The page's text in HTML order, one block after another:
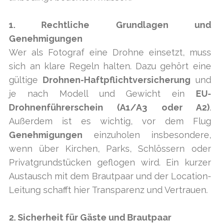
1. Rechtliche Grundlagen und
Genehmigungen
Wer als Fotograf eine Drohne einsetzt, muss
sich an klare Regeln halten. Dazu gehört eine
gültige Drohnen-Haftpflichtversicherung und
je nach Modell und Gewicht ein EU-
Drohnenführerschein (A1/A3 oder A2).
Außerdem ist es wichtig, vor dem Flug
Genehmigungen einzuholen insbesondere,
wenn über Kirchen, Parks, Schlössern oder
Privatgrundstücken geflogen wird. Ein kurzer
Austausch mit dem Brautpaar und der Location-
Leitung schafft hier Transparenz und Vertrauen.
2. Sicherheit für Gäste und Brautpaar